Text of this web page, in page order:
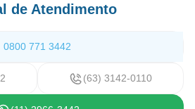
de Atendimento
0800 771 3442
(63) 3142-0110